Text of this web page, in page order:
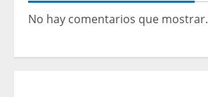
No hay comentarios que mostrar.